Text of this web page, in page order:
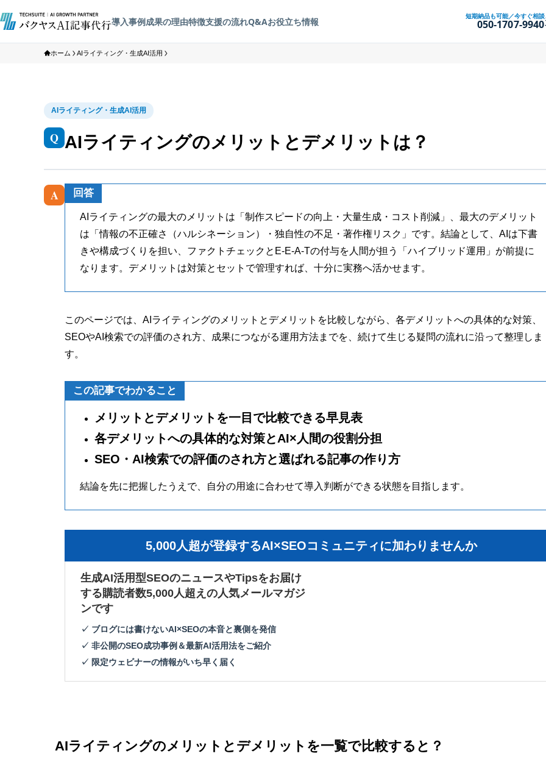
導入事例成果の理由特徴支援の流れQ&Aお役立ち情報 短期納品も可能／今すぐ相談
050-1707-9940
ホーム AIライティング・生成AI活用
AIライティング・生成AI活用
Q AIライティングのメリットとデメリットは？
A 回答
AIライティングの最大のメリットは「制作スピードの向上・大量生成・コスト削減」、最大のデメリット
は「情報の不正確さ（ハルシネーション）・独自性の不足・著作権リスク」です。結論として、AIは下書
きや構成づくりを担い、ファクトチェックとE-E-A-Tの付与を人間が担う「ハイブリッド運用」が前提に
なります。デメリットは対策とセットで管理すれば、十分に実務へ活かせます。
このページでは、AIライティングのメリットとデメリットを比較しながら、各デメリットへの具体的な対策、
SEOやAI検索での評価のされ方、成果につながる運用方法までを、続けて生じる疑問の流れに沿って整理しま
す。
この記事でわかること
メリットとデメリットを一目で比較できる早見表
各デメリットへの具体的な対策とAI×人間の役割分担
SEO・AI検索での評価のされ方と選ばれる記事の作り方
結論を先に把握したうえで、自分の用途に合わせて導入判断ができる状態を目指します。
5,000人超が登録するAI×SEOコミュニティに加わりませんか
生成AI活用型SEOのニュースやTipsをお届け
する購読者数5,000人超えの人気メールマガジ
ンです
✓ ブログには書けないAI×SEOの本音と裏側を発信
✓ 非公開のSEO成功事例＆最新AI活用法をご紹介
✓ 限定ウェビナーの情報がいち早く届く
AIライティングのメリットとデメリットを一覧で比較すると？